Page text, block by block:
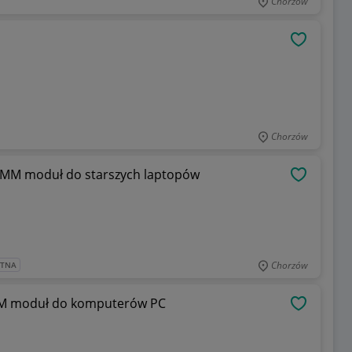
Chorzów
moduł do starszych laptopów
Chorzów
moduł do komputerów PC